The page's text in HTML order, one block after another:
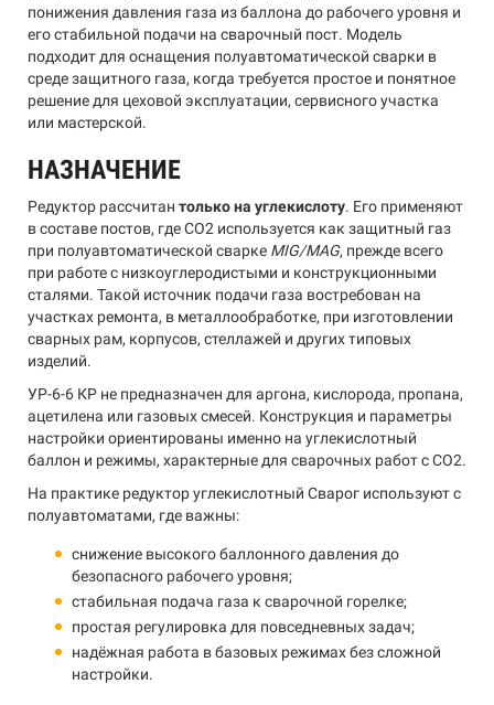
понижения давления газа из баллона до рабочего уровня и
его стабильной подачи на сварочный пост. Модель
подходит для оснащения полуавтоматической сварки в
среде защитного газа, когда требуется простое и понятное
решение для цеховой эксплуатации, сервисного участка
или мастерской.
НАЗНАЧЕНИЕ
Редуктор рассчитан только на углекислоту. Его применяют
в составе постов, где CO2 используется как защитный газ
при полуавтоматической сварке MIG/MAG, прежде всего
при работе с низкоуглеродистыми и конструкционными
сталями. Такой источник подачи газа востребован на
участках ремонта, в металлообработке, при изготовлении
сварных рам, корпусов, стеллажей и других типовых
изделий.
УР-6-6 КР не предназначен для аргона, кислорода, пропана,
ацетилена или газовых смесей. Конструкция и параметры
настройки ориентированы именно на углекислотный
баллон и режимы, характерные для сварочных работ с CO2.
На практике редуктор углекислотный Сварог используют с
полуавтоматами, где важны:
снижение высокого баллонного давления до
безопасного рабочего уровня;
стабильная подача газа к сварочной горелке;
простая регулировка для повседневных задач;
надёжная работа в базовых режимах без сложной
настройки.